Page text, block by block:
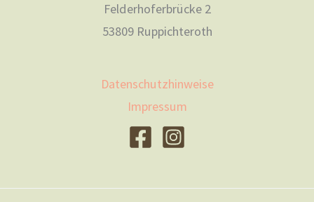
Felderhoferbrücke 2
53809 Ruppichteroth
Datenschutzhinweise
Impressum